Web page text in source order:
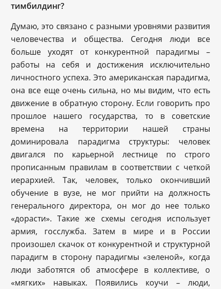
тимбилдинг?
Думаю, это связано с разными уровнями развития
человечества и общества. Сегодня люди все
больше уходят от конкурентной парадигмы –
работы на себя и достижения исключительно
личностного успеха. Это американская парадигма,
она все еще очень сильна, но мы видим, что есть
движение в обратную сторону. Если говорить про
прошлое нашего государства, то в советские
времена на территории нашей страны
доминировала парадигма структуры: человек
двигался по карьерной лестнице по строго
прописанным правилам в соответствии с четкой
иерархией. Так, человек, только окончивший
обучение в вузе, не мог прийти на должность
генерального директора, он мог до нее только
«дорасти». Такие же схемы сегодня использует
армия, госслужба. Затем в мире и в России
произошел скачок от конкурентной и структурной
парадигм в сторону парадигмы «зеленой», когда
люди заботятся об атмосфере в коллективе, о
«мягких» навыках. Появились коучи – люди,